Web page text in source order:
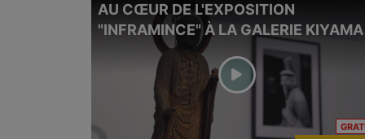
AU CŒUR DE L'EXPOSITION
"INFRAMINCE" À LA GALERIE KIYAMA